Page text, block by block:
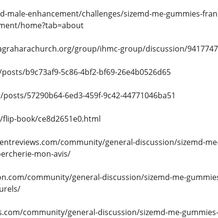
male-enhancement/challenges/sizemd-me-gummies-
home?tab=about
group/ihmc-group/discussion/
b9c73af9-5c86-4bf2-bf69-26e4b0526d65
57290b64-6ed3-459f-9c42-44771046ba51
book/ce8d2651e0.html
community/general-discussion/sizemd-
mon-avis/
community/general-discussion/sizemd-me-
community/general-discussion/sizemd-me-